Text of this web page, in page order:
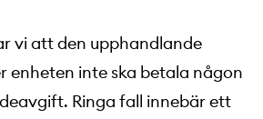
vi att den upphandlande
enheten inte ska betala någon
Ringa fall innebär ett